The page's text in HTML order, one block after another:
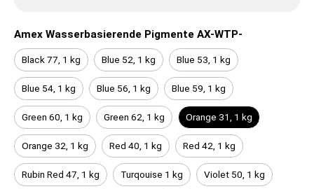
Amex Wasserbasierende Pigmente AX-WTP-
Black 77, 1 kg Blue 52, 1 kg Blue 53, 1 kg
Blue 54, 1 kg Blue 56, 1 kg Blue 59, 1 kg
Green 60, 1 kg Green 62, 1 kg Orange 31, 1 kg
Orange 32, 1 kg Red 40, 1 kg Red 42, 1 kg
Rubin Red 47, 1 kg Turqouise 1 kg Violet 50, 1 kg